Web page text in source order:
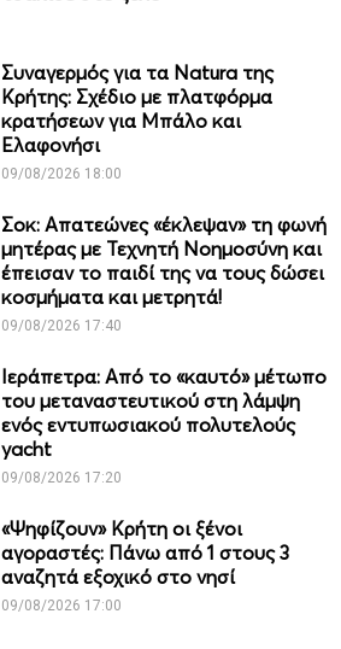
Συναγερμός για τα Natura της
Κρήτης: Σχέδιο με πλατφόρμα
κρατήσεων για Μπάλο και
Ελαφονήσι
09/08/2026 18:00
Σοκ: Απατεώνες «έκλεψαν» τη φωνή
μητέρας με Τεχνητή Νοημοσύνη και
έπεισαν το παιδί της να τους δώσει
κοσμήματα και μετρητά!
09/08/2026 17:40
Ιεράπετρα: Από το «καυτό» μέτωπο
του μεταναστευτικού στη λάμψη
ενός εντυπωσιακού πολυτελούς
yacht
09/08/2026 17:20
«Ψηφίζουν» Κρήτη οι ξένοι
αγοραστές: Πάνω από 1 στους 3
αναζητά εξοχικό στο νησί
09/08/2026 17:00